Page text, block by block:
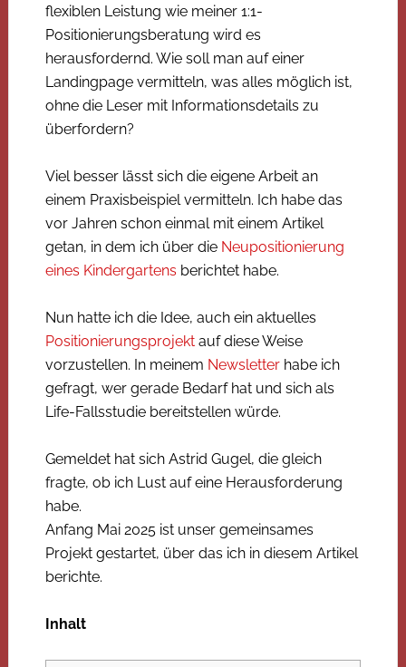
flexiblen Leistung wie meiner 1:1-
Positionierungsberatung wird es
herausfordernd. Wie soll man auf einer
Landingpage vermitteln, was alles möglich ist,
ohne die Leser mit Informationsdetails zu
überfordern?
Viel besser lässt sich die eigene Arbeit an
einem Praxisbeispiel vermitteln. Ich habe das
vor Jahren schon einmal mit einem Artikel
getan, in dem ich über die Neupositionierung
eines Kindergartens berichtet habe.
Nun hatte ich die Idee, auch ein aktuelles
Positionierungsprojektauf diese Weise
vorzustellen. In meinem Newsletterhabe ich
gefragt, wer gerade Bedarf hat und sich als
Life-Fallsstudie bereitstellen würde.
Gemeldet hat sich Astrid Gugel, die gleich
fragte, ob ich Lust auf eine Herausforderung
habe.
Anfang Mai 2025 ist unser gemeinsames
Projekt gestartet, über das ich in diesem Artikel
berichte.
Inhalt